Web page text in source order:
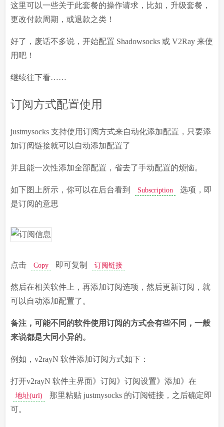
这里可以一些关于此套餐的操作请求，比如，升级套餐，
更改付款周期，或退款之类！
好了，废话不多说，开始配置 Shadowsocks 或 V2Ray 来使
用吧！
继续往下看……
订阅方式配置使用
justmysocks 支持使用订阅方式来自动化添加配置，只要添
加订阅链接就可以自动添加配置了
并且能一次性添加全部配置，省去了手动配置的烦恼。
如下图上所示，你可以在后台看到 Subscription
选项，即
是订阅的意思
点击 Copy 即可复制 订阅链接
然后在相关软件上，再添加订阅选项，然后更新订阅，就
可以自动添加配置了。
备注，可能不同的软件使用订阅的方式会有些不同，一般
来说都是大同小异的。
例如，v2rayN 软件添加订阅方式如下：
打开v2rayN 软件主界面》订阅》订阅设置》添加》在
地址(url)
那里粘贴 justmysocks 的订阅链接，之后确定即
可。